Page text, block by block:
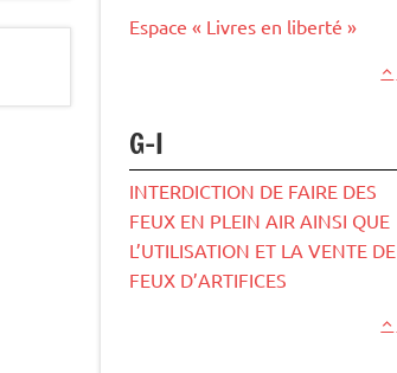
Espace « Livres en liberté »
G-I
INTERDICTION DE FAIRE DES
FEUX EN PLEIN AIR AINSI QUE
L’UTILISATION ET LA VENTE DE
FEUX D’ARTIFICES